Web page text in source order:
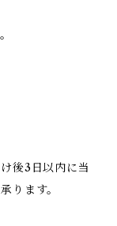
後3日以内に当
ります。